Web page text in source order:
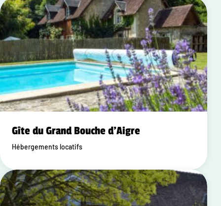
Gîte du Grand Bouche d'Aigre
Hébergements locatifs